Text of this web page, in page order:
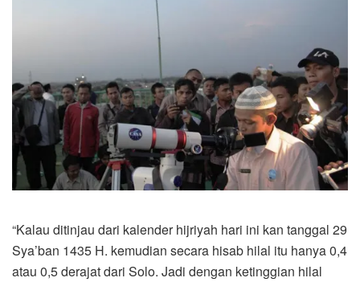
“Kalau ditinjau dari kalender hijriyah hari ini kan tanggal 29
Sya’ban 1435 H. kemudian secara hisab hilal itu hanya 0,4
atau 0,5 derajat dari Solo. Jadi dengan ketinggian hilal